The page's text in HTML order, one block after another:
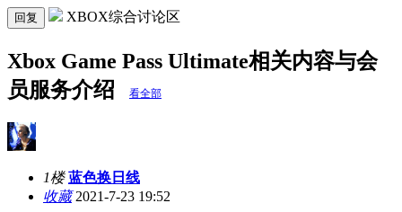
回复 XBOX综合讨论区
Xbox Game Pass Ultimate相关内容与会
员服务介绍
看全部
1楼 蓝色换日线
收藏2021-7-23 19:52